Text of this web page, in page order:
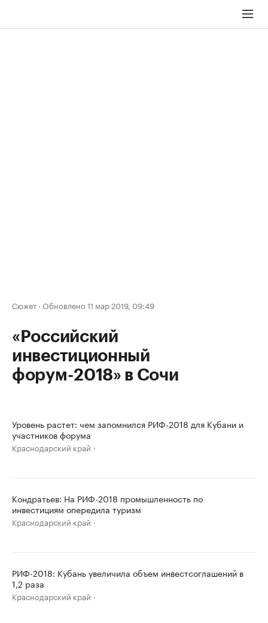
Сюжет · Обновлено 11 мар 2019, 09:49
«Российский
инвестиционный
форум-2018» в Сочи
Уровень растет: чем запомнился РИФ-2018 для Кубани и
участников форума
Краснодарский край
Кондратьев: На РИФ-2018 промышленность по
инвестициям опередила туризм
Краснодарский край
РИФ-2018: Кубань увеличила объем инвестсоглашений в
1,2 раза
Краснодарский край